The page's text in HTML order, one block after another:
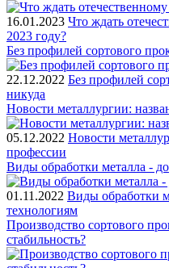
16.01.2023 Что ждать
2023 году?
Без профилей сортового
22.12.2022 Без профилей
никуда
Новости металлургии:
05.12.2022 Новости
профессии
Виды обработки металла -
01.11.2022 Виды обработки
технологиям
Производство сортового
стабильность?